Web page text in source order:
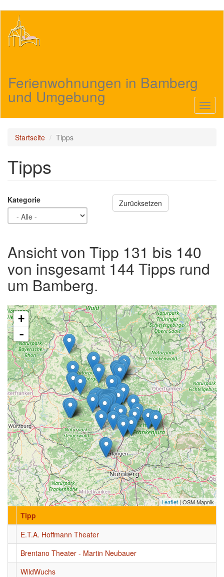
Inhalt
Ferienwohnungen in Bamberg
und Umgebung
Startseite Tipps
Tipps
Kategorie Zurücksetzen
Ansicht von Tipp 131 bis 140
von insgesamt 144 Tipps rund
um Bamberg.
+
-
Leaflet | OSM Mapnik
Tipp
E.T.A. Hoffmann Theater
Brentano Theater - Martin Neubauer
WildWuchs